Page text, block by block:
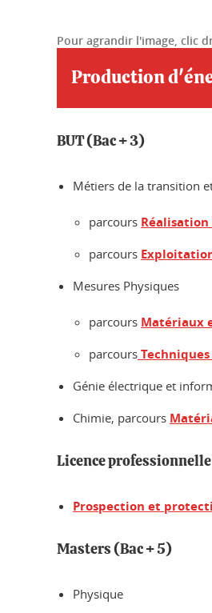
Pour agrandir l'image, clic
Production
BUT (Bac + 3)
Métiers de la transition
parcours
parcours
Mesures Physiques
parcours Matériaux
parcours
Génie électrique et
Chimie, parcours
Licence
Prospection et
Masters (Bac + 5)
Physique